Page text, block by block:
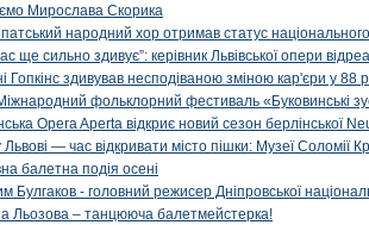
Мирослава Скорика
народний хор отримав статус національного
ще сильно здивує”: керівник Львівської опери
Гопкінс здивував несподіваною зміною кар'єри у 88
фольклорний фестиваль «Буковинські
Opera Aperta відкриє новий сезон берлінської
Львові — час відкривати місто пішки: Музеї Соломії
балетна подія осені
Булгаков - головний режисер Дніпровської
Льозова – танцююча балетмейстерка!